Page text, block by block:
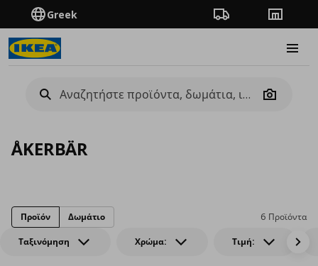
Greek Πορεία παραγγελίας
Camera
ÅKERBÄR
Ταξινόμηση Χρώμα: Τιμή:
6 Προϊόντα
Προϊόν Δωμάτιο